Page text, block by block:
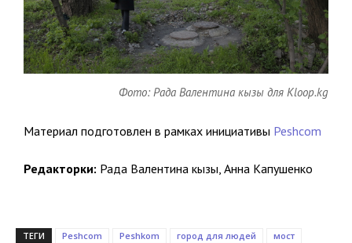
Фото: Рада Валентина кызы для Kloop.kg
Материал подготовлен в рамках инициативы Peshcom
Редакторки: Рада Валентина кызы, Анна Капушенко
ТЕГИ Peshcom Peshkom город для людей
мост